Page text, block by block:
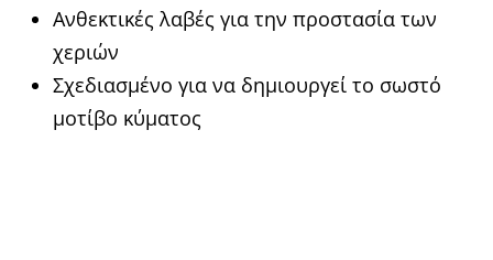
Ανθεκτικές λαβές για την προστασία των
χεριών
Σχεδιασμένο για να δημιουργεί το σωστό
μοτίβο κύματος